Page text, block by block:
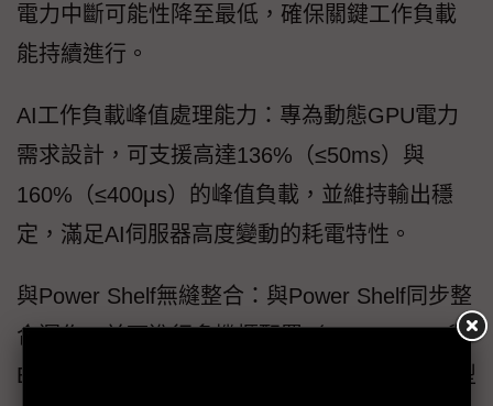
電力中斷可能性降至最低，確保關鍵工作負載
能持續進行。
AI工作負載峰值處理能力：專為動態GPU電力
需求設計，可支援高達136%（≤50ms）與
160%（≤400μs）的峰值負載，並維持輸出穩
定，滿足AI伺服器高度變動的耗電特性。
與Power Shelf無縫整合：與Power Shelf同步整
合運作，並可進行多機櫃配置（BBU-to-BBU與
BBU-to-Power Shelf），適用於單一機架或大型